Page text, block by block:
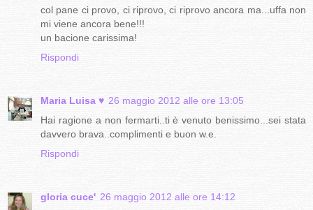
col pane ci provo, ci riprovo, ci riprovo ancora ma...uffa non
mi viene ancora bene!!!
un bacione carissima!
Rispondi
Maria Luisa ♥ 26 maggio 2012 alle ore 13:05
Hai ragione a non fermarti..ti è venuto benissimo...sei stata
davvero brava..complimenti e buon w.e.
Rispondi
gloria cuce' 26 maggio 2012 alle ore 14:12